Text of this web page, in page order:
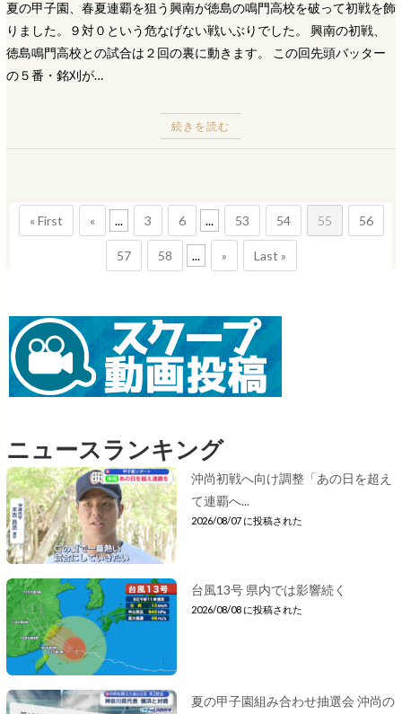
夏の甲子園、春夏連覇を狙う興南が徳島の鳴門高校を破って初戦を飾
りました。９対０という危なげない戦いぶりでした。 興南の初戦、
徳島鳴門高校との試合は２回の裏に動きます。 この回先頭バッター
の５番・銘刈が…
続きを読む
« First « ... 3 6 ... 53 54 55 56
57 58 ... » Last »
ニュースランキング
沖尚初戦へ向け調整「あの日を超え
て連覇へ...
2026/08/07 に投稿された
台風13号 県内では影響続く
2026/08/08 に投稿された
夏の甲子園組み合わせ抽選会 沖尚の